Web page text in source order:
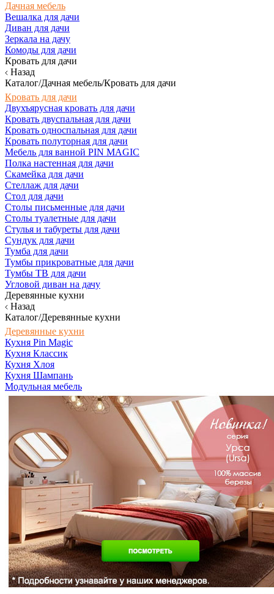
Дачная мебель
Вешалка для дачи
Диван для дачи
Зеркала на дачу
Комоды для дачи
Кровать для дачи
Назад
Каталог/Дачная мебель/Кровать для дачи
Кровать для дачи
Двухъярусная кровать для дачи
Кровать двуспальная для дачи
Кровать односпальная для дачи
Кровать полуторная для дачи
Мебель для ванной PIN MAGIC
Полка настенная для дачи
Скамейка для дачи
Стеллаж для дачи
Стол для дачи
Столы письменные для дачи
Столы туалетные для дачи
Стулья и табуреты для дачи
Сундук для дачи
Тумба для дачи
Тумбы прикроватные для дачи
Тумбы ТВ для дачи
Угловой диван на дачу
Деревянные кухни
Назад
Каталог/Деревянные кухни
Деревянные кухни
Кухня Pin Magic
Кухня Классик
Кухня Хлоя
Кухня Шампань
Модульная мебель